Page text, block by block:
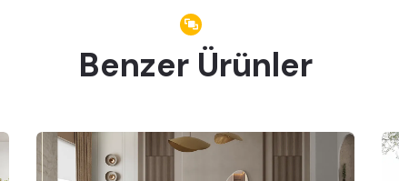
Benzer Ürünler